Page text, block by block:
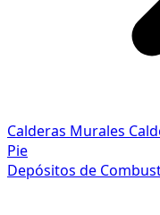
Calderas Murales
Pie
Depósitos de